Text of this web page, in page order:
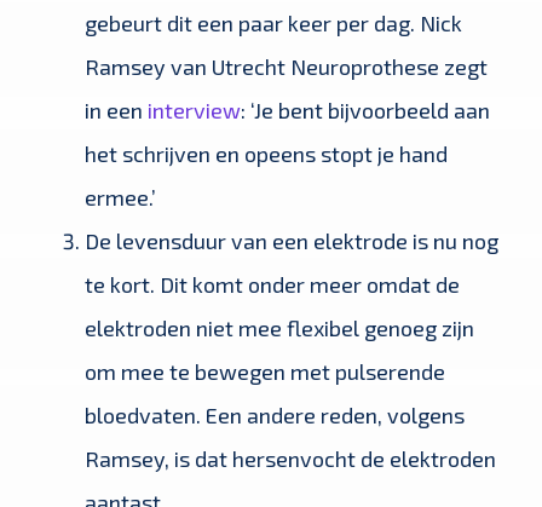
gebeurt dit een paar keer per dag. Nick
Ramsey van Utrecht Neuroprothese zegt
in een interview: ‘Je bent bijvoorbeeld aan
het schrijven en opeens stopt je hand
ermee.’
De levensduur van een elektrode is nu nog
te kort. Dit komt onder meer omdat de
elektroden niet mee flexibel genoeg zijn
om mee te bewegen met pulserende
bloedvaten. Een andere reden, volgens
Ramsey, is dat hersenvocht de elektroden